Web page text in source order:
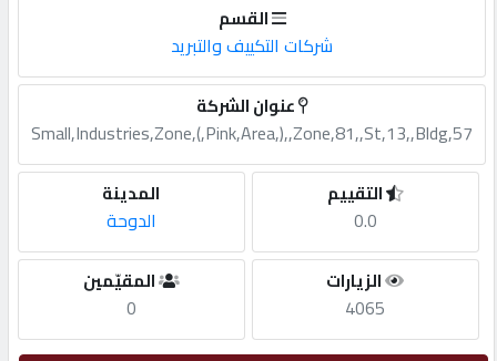
أضف
مطلوب
طلب
القسم
شركات التكييف والتبريد
عنوان الشركة
Small,Industries,Zone,(,Pink,Area,),,Zone,81,,St,13,,Bldg,57
المدينة
الدوحة
التقييم
0.0
المقيّمين
0
الزيارات
4065